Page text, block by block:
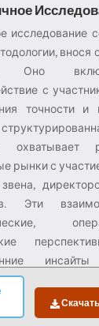
исследование
внося
Оно
с
точности и
охватывает
рынки с
Эти